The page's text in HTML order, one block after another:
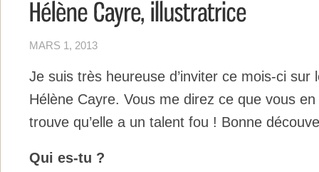
MARS 1, 2013
Je suis très heureuse d’inviter ce mois-ci sur
Hélène Cayre. Vous me direz ce que vous
trouve qu’elle a un talent fou ! Bonne
Qui es-tu ?